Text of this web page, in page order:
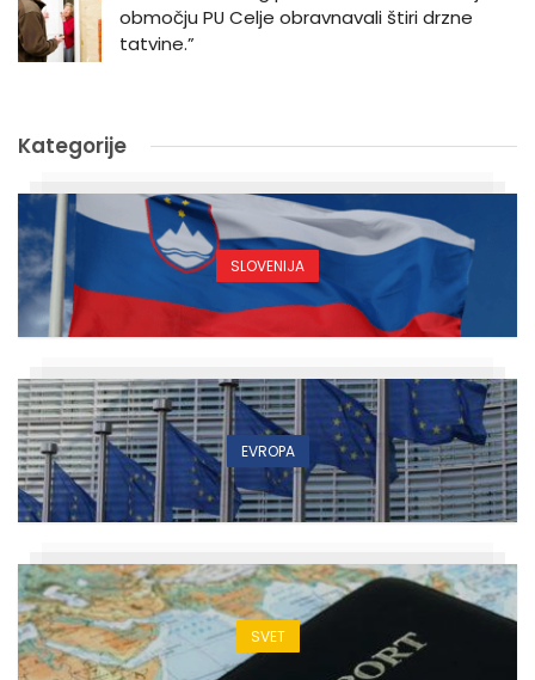
območju PU Celje obravnavali štiri drzne
tatvine.”
Kategorije
SLOVENIJA
EVROPA
SVET